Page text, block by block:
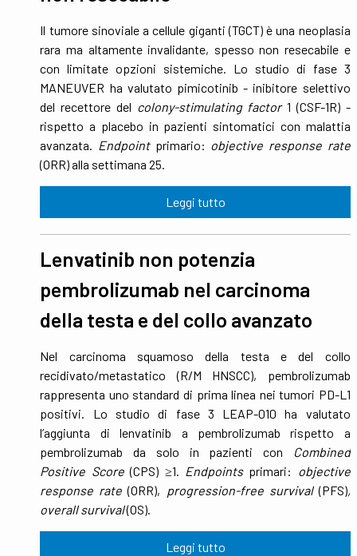
Il tumore sinoviale a cellule giganti (TGCT) è una neoplasia
rara ma altamente invalidante, spesso non resecabile e
con limitate opzioni sistemiche. Lo studio di fase 3
MANEUVER ha valutato pimicotinib - inibitore selettivo
del recettore del colony-stimulating factor1 (CSF-1R) -
rispetto a placebo in pazienti sintomatici con malattia
avanzata. Endpoint primario: objective response rate
(ORR) alla settimana 25.
Leggi tutto
Lenvatinib non potenzia
pembrolizumab nel carcinoma
della testa e del collo avanzato
Nel carcinoma squamoso della testa e del collo
recidivato/metastatico (R/M HNSCC), pembrolizumab
rappresenta uno standard di prima linea nei tumori PD-L1
positivi. Lo studio di fase 3 LEAP-010 ha valutato
l’aggiunta di lenvatinib a pembrolizumab rispetto a
pembrolizumab da solo in pazienti con
Combined
Positive Score(CPS) ≥1. Endpoints primari: objective
response rate(ORR), progression-free survival(PFS),
overall survival(OS).
Leggi tutto